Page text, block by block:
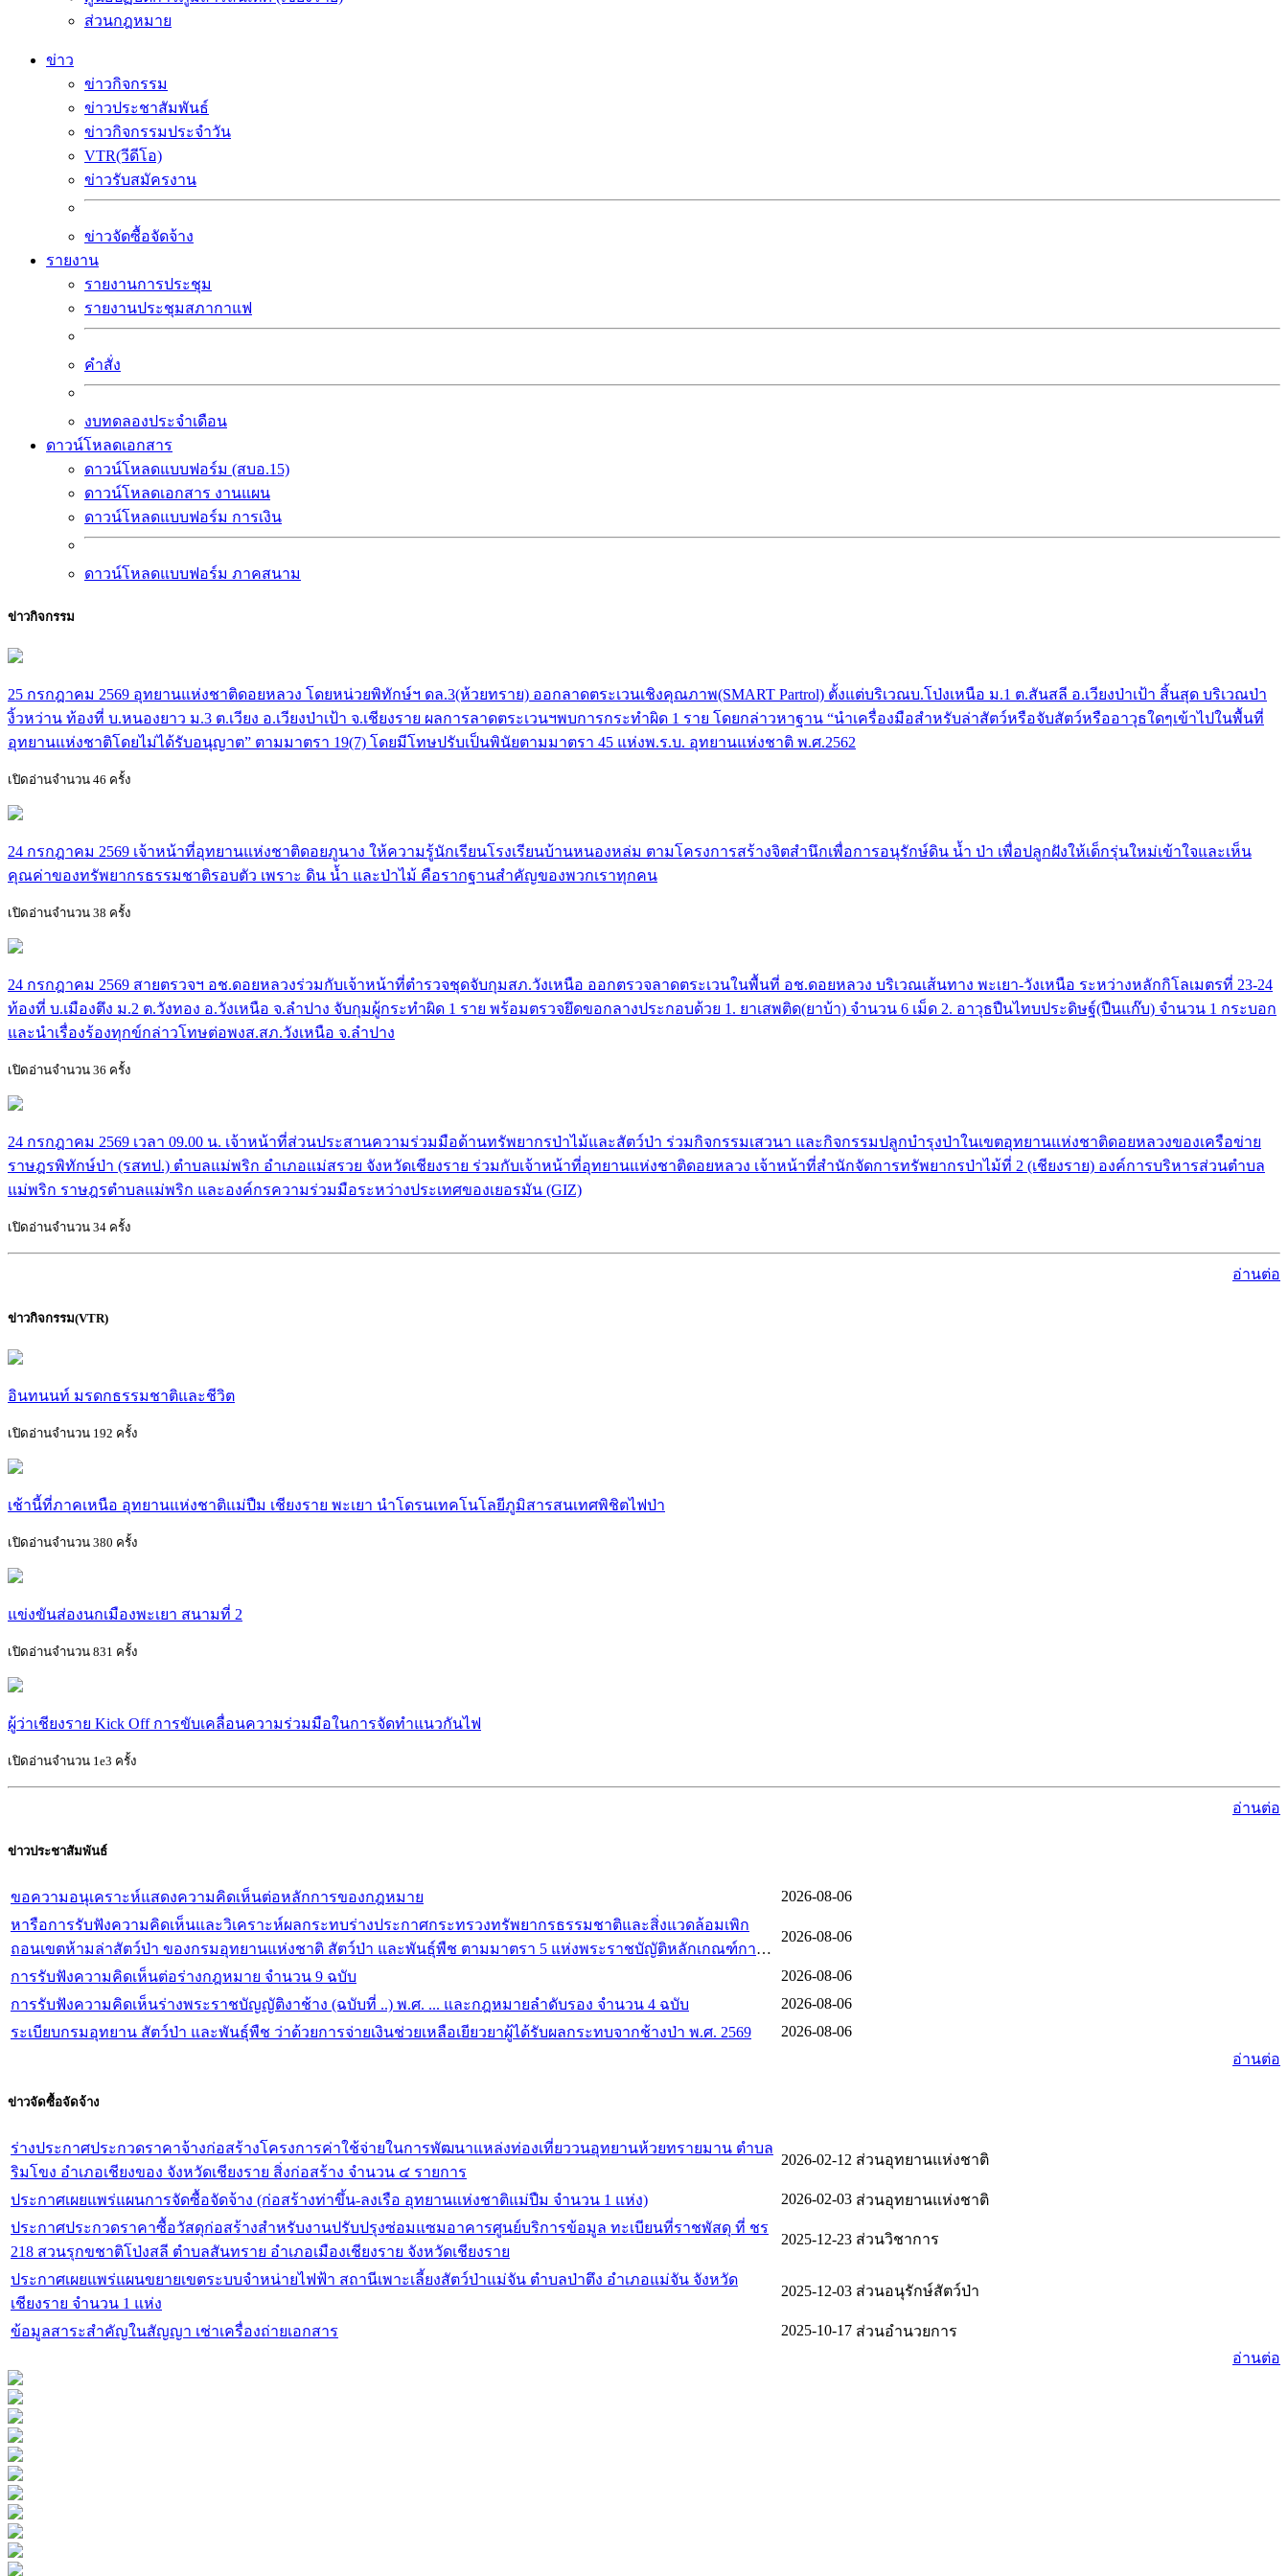
ส่วนกฎหมาย
ข่าว
ข่าวกิจกรรม
ข่าวประชาสัมพันธ์
ข่าวกิจกรรมประจำวัน
VTR(วีดีโอ)
ข่าวรับสมัครงาน
ข่าวจัดซื้อจัดจ้าง
รายงาน
รายงานการประชุม
รายงานประชุมสภากาแฟ
คำสั่ง
งบทดลองประจำเดือน
ดาวน์โหลดเอกสาร
ดาวน์โหลดแบบฟอร์ม (สบอ.15)
ดาวน์โหลดเอกสาร งานแผน
ดาวน์โหลดแบบฟอร์ม การเงิน
ดาวน์โหลดแบบฟอร์ม ภาคสนาม
ข่าวกิจกรรม
25 กรกฎาคม 2569 อุทยานแห่งชาติดอยหลวง โดยหน่วยพิทักษ์ฯ ดล.3(ห้วยทราย) ออกลาดตระเวนเชิงคุณภาพ(SMART Partrol) ตั้งแต่บริเวณบ.โป่งเหนือ ม.1 ต.สันสลี อ.เวียงป่าเป้า สิ้นสุด บริเวณป่า
งิ้วหว่าน ท้องที่ บ.หนองยาว ม.3 ต.เวียง อ.เวียงป่าเป้า จ.เชียงราย ผลการลาดตระเวนฯพบการกระทำผิด 1 ราย โดยกล่าวหาฐาน “นำเครื่องมือสำหรับล่าสัตว์หรือจับสัตว์หรืออาวุธใดๆเข้าไปในพื้นที่
อุทยานแห่งชาติโดยไม่ได้รับอนุญาต” ตามมาตรา 19(7) โดยมีโทษปรับเป็นพินัยตามมาตรา 45 แห่งพ.ร.บ. อุทยานแห่งชาติ พ.ศ.2562
เปิดอ่านจำนวน 46 ครั้ง
24 กรกฎาคม 2569 เจ้าหน้าที่อุทยานแห่งชาติดอยภูนาง ให้ความรู้นักเรียนโรงเรียนบ้านหนองหล่ม ตามโครงการสร้างจิตสำนึกเพื่อการอนุรักษ์ดิน น้ำ ป่า เพื่อปลูกฝังให้เด็กรุ่นใหม่เข้าใจและเห็น
คุณค่าของทรัพยากรธรรมชาติรอบตัว เพราะ ดิน น้ำ และป่าไม้ คือรากฐานสำคัญของพวกเราทุกคน
เปิดอ่านจำนวน 38 ครั้ง
24 กรกฎาคม 2569 สายตรวจฯ อช.ดอยหลวงร่วมกับเจ้าหน้าที่ตำรวจชุดจับกุมสภ.วังเหนือ ออกตรวจลาดตระเวนในพื้นที่ อช.ดอยหลวง บริเวณเส้นทาง พะเยา-วังเหนือ ระหว่างหลักกิโลเมตรที่ 23-24
ท้องที่ บ.เมืองตึง ม.2 ต.วังทอง อ.วังเหนือ จ.ลำปาง จับกุมผู้กระทำผิด 1 ราย พร้อมตรวจยึดขอกลางประกอบด้วย 1. ยาเสพติด(ยาบ้า) จำนวน 6 เม็ด 2. อาวุธปืนไทบประดิษฐ์(ปืนแก๊บ) จำนวน 1 กระบอก
และนำเรื่องร้องทุกข์กล่าวโทษต่อพงส.สภ.วังเหนือ จ.ลำปาง
เปิดอ่านจำนวน 36 ครั้ง
24 กรกฎาคม 2569 เวลา 09.00 น. เจ้าหน้าที่ส่วนประสานความร่วมมือด้านทรัพยากรป่าไม้และสัตว์ป่า ร่วมกิจกรรมเสวนา และกิจกรรมปลูกบำรุงป่าในเขตอุทยานแห่งชาติดอยหลวงของเครือข่าย
ราษฎรพิทักษ์ป่า (รสทป.) ตำบลแม่พริก อำเภอแม่สรวย จังหวัดเชียงราย ร่วมกับเจ้าหน้าที่อุทยานแห่งชาติดอยหลวง เจ้าหน้าที่สำนักจัดการทรัพยากรป่าไม้ที่ 2 (เชียงราย) องค์การบริหารส่วนตำบล
แม่พริก ราษฎรตำบลแม่พริก และองค์กรความร่วมมือระหว่างประเทศของเยอรมัน (GIZ)
เปิดอ่านจำนวน 34 ครั้ง
อ่านต่อ
ข่าวกิจกรรม(VTR)
อินทนนท์ มรดกธรรมชาติและชีวิต
เปิดอ่านจำนวน 192 ครั้ง
เช้านี้ที่ภาคเหนือ อุทยานแห่งชาติแม่ปืม เชียงราย พะเยา นำโดรนเทคโนโลยีภูมิสารสนเทศพิชิตไฟป่า
เปิดอ่านจำนวน 380 ครั้ง
แข่งขันส่องนกเมืองพะเยา สนามที่ 2
เปิดอ่านจำนวน 831 ครั้ง
ผู้ว่าเชียงราย Kick Off การขับเคลื่อนความร่วมมือในการจัดทำแนวกันไฟ
เปิดอ่านจำนวน 1e3 ครั้ง
อ่านต่อ
ข่าวประชาสัมพันธ์
ขอความอนุเคราะห์แสดงความคิดเห็นต่อหลักการของกฎหมาย
2026-08-06
หารือการรับฟังความคิดเห็นและวิเคราะห์ผลกระทบร่างประกาศกระทรวงทรัพยากรธรรมชาติและสิ่งแวดล้อมเพิก
ถอนเขตห้ามล่าสัตว์ป่า ของกรมอุทยานแห่งชาติ สัตว์ป่า และพันธุ์พืช ตามมาตรา 5 แห่งพระราชบัญัติหลักเกณฑ์การ
จัดการทำร่างกฎหมายและการประเมินผลสัมฤทธิ์ของกฎหมาย พ.ศ. 2562
2026-08-06
การรับฟังความคิดเห็นต่อร่างกฎหมาย จำนวน 9 ฉบับ
2026-08-06
การรับฟังความคิดเห็นร่างพระราชบัญญัติงาช้าง (ฉบับที่ ..) พ.ศ. ... และกฎหมายลำดับรอง จำนวน 4 ฉบับ
2026-08-06
ระเบียบกรมอุทยาน สัตว์ป่า และพันธุ์พืช ว่าด้วยการจ่ายเงินช่วยเหลือเยียวยาผู้ได้รับผลกระทบจากช้างป่า พ.ศ. 2569
2026-08-06
อ่านต่อ
ข่าวจัดซื้อจัดจ้าง
ร่างประกาศประกวดราคาจ้างก่อสร้างโครงการค่าใช้จ่ายในการพัฒนาแหล่งท่องเที่ยววนอุทยานห้วยทรายมาน ตำบล
ริมโขง อำเภอเชียงของ จังหวัดเชียงราย สิ่งก่อสร้าง จำนวน ๔ รายการ
2026-02-12 ส่วนอุทยานแห่งชาติ
ประกาศเผยแพร่แผนการจัดซื้อจัดจ้าง (ก่อสร้างท่าขึ้น-ลงเรือ อุทยานแห่งชาติแม่ปืม จำนวน 1 แห่ง) 2026-02-03 ส่วนอุทยานแห่งชาติ
ประกาศประกวดราคาซื้อวัสดุก่อสร้างสำหรับงานปรับปรุงซ่อมแซมอาคารศูนย์บริการข้อมูล ทะเบียนที่ราชพัสดุ ที่ ชร
218 สวนรุกขชาติโป่งสลี ตำบลสันทราย อำเภอเมืองเชียงราย จังหวัดเชียงราย
2025-12-23 ส่วนวิชาการ
ประกาศเผยแพร่แผนขยายเขตระบบจำหน่ายไฟฟ้า สถานีเพาะเลี้ยงสัตว์ป่าแม่จัน ตำบลป่าตึง อำเภอแม่จัน จังหวัด
เชียงราย จำนวน 1 แห่ง
2025-12-03 ส่วนอนุรักษ์สัตว์ป่า
ข้อมูลสาระสำคัญในสัญญา เช่าเครื่องถ่ายเอกสาร 2025-10-17 ส่วนอำนวยการ
อ่านต่อ